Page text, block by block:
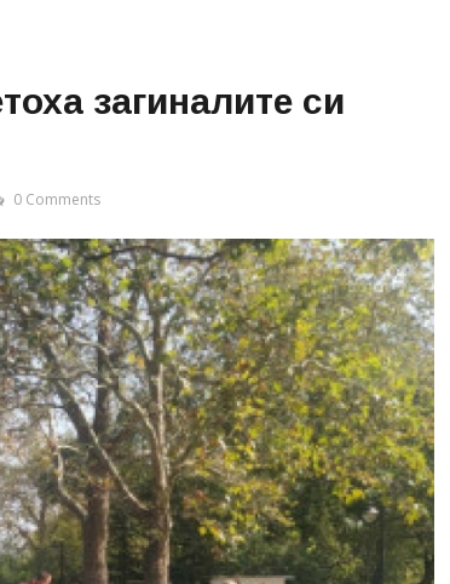
загиналите си
0 Comments